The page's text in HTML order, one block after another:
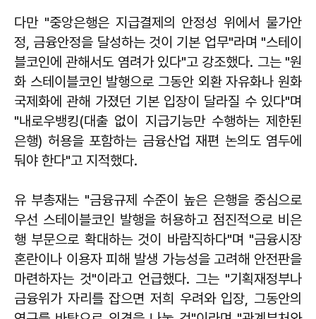
다만 "중앙은행은 지급결제의 안정성 위에서 물가안
정, 금융안정을 달성하는 것이 기본 업무"라며 "스테이
블코인에 관해서도 염려가 있다"고 강조했다. 그는 "원
화 스테이블코인 발행으로 그동안 외환 자유화나 원화
국제화에 관해 가졌던 기본 입장이 달라질 수 있다"며
"내로우뱅킹(대출 없이 지급기능만 수행하는 제한된
은행) 허용을 포함하는 금융산업 재편 논의도 염두에
둬야 한다"고 지적했다.
유 부총재는 "금융규제 수준이 높은 은행을 중심으로
우선 스테이블코인 발행을 허용하고 점진적으로 비은
행 부문으로 확대하는 것이 바람직하다"며 "금융시장
혼란이나 이용자 피해 발생 가능성을 고려해 안전판을
마련하자는 것"이라고 언급했다. 그는 "기획재정부나
금융위가 자리를 잡으면 저희 우려와 입장, 그동안의